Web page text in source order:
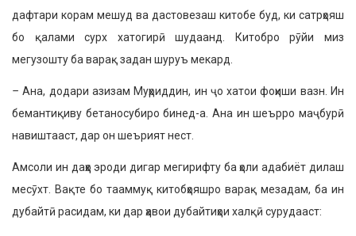
дафтари корам мешуд ва дастовезаш китобе буд, ки сатрҳояш
бо қалами сурх хатогирӣ шудаанд. Китобро рӯйи миз
мегузошту ба варақ задан шуруъ мекард.
– Ана, додари азизам Муҳриддин, ин ҷо хатои фоҳиши вазн. Ин
бемантиқиву бетаносубиро бинед-а. Ана ин шеърро маҷбурӣ
навиштааст, дар он шеърият нест.
Амсоли ин даҳҳо эроди дигар мегирифту ба ҳоли адабиёт дилаш
месӯхт. Вақте бо тааммуқ китобҳояшро варақ мезадам, ба ин
дубайтӣ расидам, ки дар ҳавои дубайтиҳои халқӣ сурудааст: